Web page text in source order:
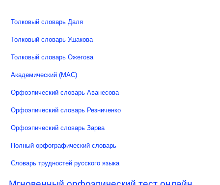
Толковый словарь Даля
Толковый словарь Ушакова
Толковый словарь Ожегова
Академический (МАС)
Орфоэпический словарь Аванесова
Орфоэпический словарь Резниченко
Орфоэпический словарь Зарва
Полный орфографический словарь
Словарь трудностей русского языка